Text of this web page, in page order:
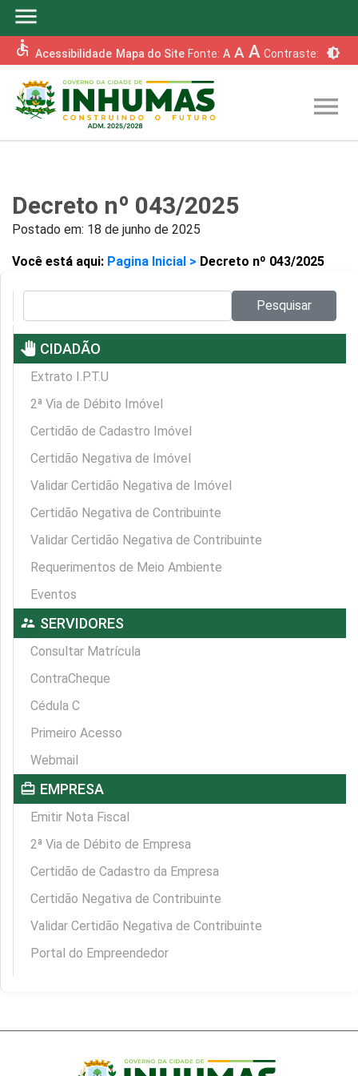
menu
accessible Acessibilidade Mapa do Site Fonte: A A A Contraste: brightness_6
menu
Decreto nº 043/2025
Postado em: 18 de junho de 2025
Você está aqui: Pagina Inicial > Decreto nº 043/2025
Pesquisar
pan_tool CIDADÃO
Extrato I.P.T.U
2ª Via de Débito Imóvel
Certidão de Cadastro Imóvel
Certidão Negativa de Imóvel
Validar Certidão Negativa de Imóvel
Certidão Negativa de Contribuinte
Validar Certidão Negativa de Contribuinte
Requerimentos de Meio Ambiente
Eventos
supervisor_account SERVIDORES
Consultar Matrícula
ContraCheque
Cédula C
Primeiro Acesso
Webmail
card_travel EMPRESA
Emitir Nota Fiscal
2ª Via de Débito de Empresa
Certidão de Cadastro da Empresa
Certidão Negativa de Contribuinte
Validar Certidão Negativa de Contribuinte
Portal do Empreendedor